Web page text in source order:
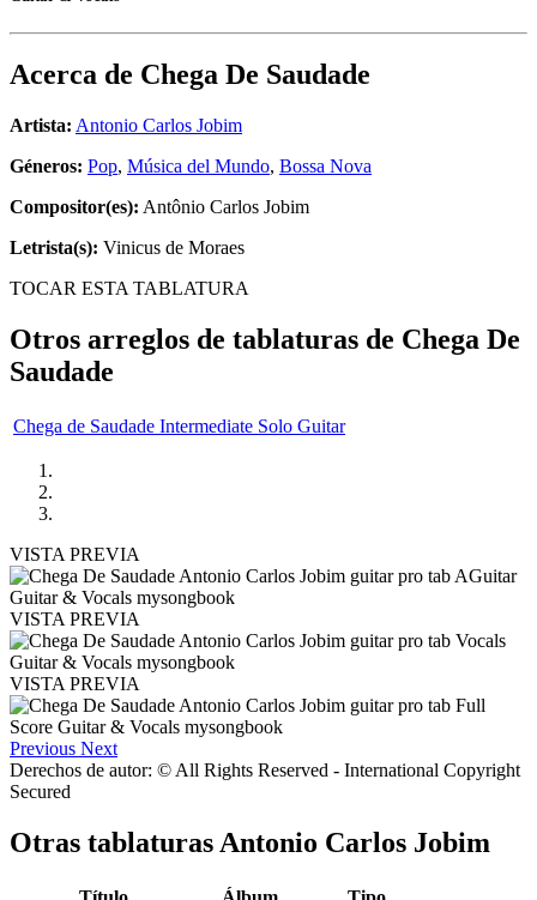
Acerca de Chega De Saudade
Artista: Antonio Carlos Jobim
Géneros: Pop, Música del Mundo, Bossa Nova
Compositor(es): Antônio Carlos Jobim
Letrista(s): Vinicus de Moraes
TOCAR ESTA TABLATURA
Otros arreglos de tablaturas de Chega De
Saudade
Chega de Saudade Intermediate Solo Guitar
VISTA PREVIA
VISTA PREVIA
VISTA PREVIA
Previous Next
Derechos de autor: © All Rights Reserved - International Copyright
Secured
Otras tablaturas Antonio Carlos Jobim